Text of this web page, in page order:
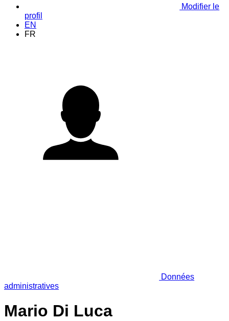
Modifier le
profil
EN
FR
Données
administratives
Mario Di Luca